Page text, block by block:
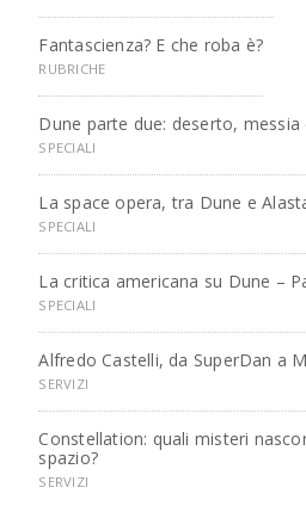
Fantascienza? E che roba è?
RUBRICHE
Dune parte due: deserto, messia
SPECIALI
La space opera, tra Dune e
SPECIALI
La critica americana su Dune –
SPECIALI
Alfredo Castelli, da SuperDan a
SERVIZI
Constellation: quali misteri
spazio?
SERVIZI